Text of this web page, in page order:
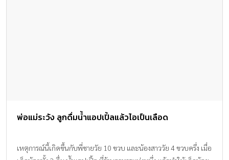
พ่อแม่ระวัง ลูกดื่มน้ำแอปเปิ้ลแล้วไอเป็นเลือด
เหตุการณ์นี้เกิดขึ้นกับพี่ชายวัย 10 ขวบ และน้องสาววัย 4 ขวบครึ่ง เมื่อ